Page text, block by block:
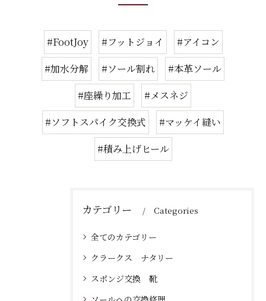
#FootJoy #フットジョイ
#アイコン
#加水分解
#ソール割れ
#本革ソール
#座繰り加工
#メスネジ
#ソフトスパイク交換式
#マッケイ縫い
#積み上げヒール
カテゴリー Categories
全てのカテゴリー
クラークス ナタリー
スポンジ交換 靴